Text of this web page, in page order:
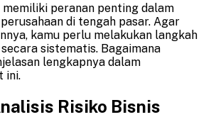
peranan penting dalam
di tengah pasar. Agar
kamu perlu melakukan langkah
sistematis. Bagaimana
lengkapnya dalam
ini.
Risiko Bisnis